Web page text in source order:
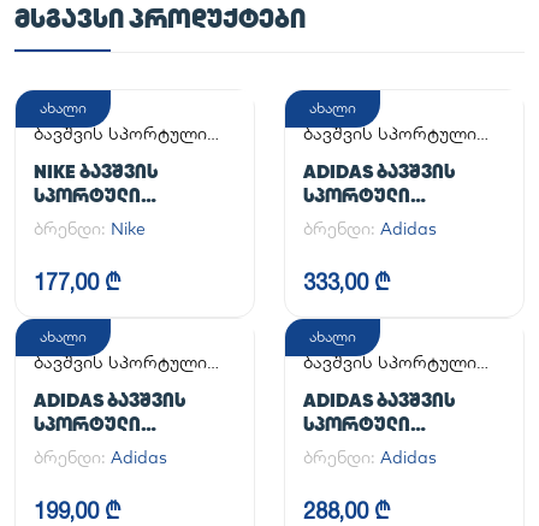
ᲛᲡᲒᲐᲕᲡᲘ ᲞᲠᲝᲓᲣᲥᲢᲔᲑᲘ
ახალი
ბავშვის სპორტული
NIKE ᲑᲐᲕᲨᲕᲘᲡ
ᲡᲞᲝᲠᲢᲣᲚᲘ
ᲤᲔᲮᲡᲐᲪᲛᲔᲚᲘ
ბრენდი: Nike
177,00 ₾
ახალი
ბავშვის სპორტული
ADIDAS ᲑᲐᲕᲨᲕᲘᲡ
ᲡᲞᲝᲠᲢᲣᲚᲘ
ᲤᲔᲮᲡᲐᲪᲛᲔᲚᲘ
SUPERSTAR II J
ბრენდი: Adidas
333,00 ₾
ახალი
ბავშვის სპორტული
ADIDAS ᲑᲐᲕᲨᲕᲘᲡ
ᲡᲞᲝᲠᲢᲣᲚᲘ
ᲤᲔᲮᲡᲐᲪᲛᲔᲚᲘ SAMBA
CRIB
ბრენდი: Adidas
199,00 ₾
ახალი
ბავშვის სპორტული
ADIDAS ᲑᲐᲕᲨᲕᲘᲡ
ᲡᲞᲝᲠᲢᲣᲚᲘ
ᲤᲔᲮᲡᲐᲪᲛᲔᲚᲘ
HANDBALL SPEZIAL C
ბრენდი: Adidas
288,00 ₾